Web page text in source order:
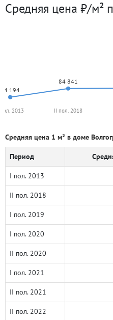
Средняя цена ₽/м²
74 194
84 841
2013 II пол. 2018
Средняя цена 1 м² в доме
Период
I пол. 2013
II пол. 2018
I пол. 2019
I пол. 2020
II пол. 2020
I пол. 2021
II пол. 2021
II пол. 2022